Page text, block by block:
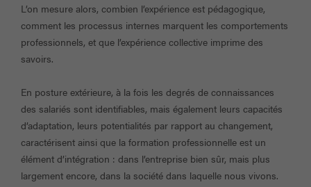
L’on mesure alors, combien l’expérience est pédagogique,
comment les processus internes marquent les comportements
professionnels, et que l’expérience collective imprime des
savoirs.
En posture extérieure, à la fois les degrés de connaissances
des salariés sont identifiables, mais également leurs capacités
d’adaptation, leurs potentialités par rapport au changement,
caractérisent ainsi que la formation professionnelle est un
élément d’intégration : dans l’entreprise bien sûr, mais plus
largement encore, dans la société dans laquelle nous vivons.